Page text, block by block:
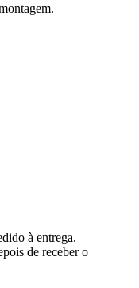
à entrega.
de receber o